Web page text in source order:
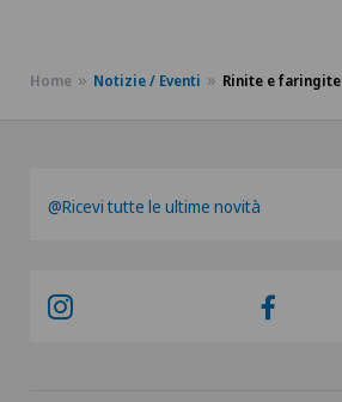
Home Notizie / Eventi Rinite e faringite
@Ricevi tutte le ultime novità